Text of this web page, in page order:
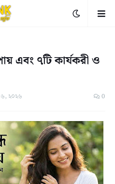
এবং ৭টি কার্যকরী ও
২০২৬ 0